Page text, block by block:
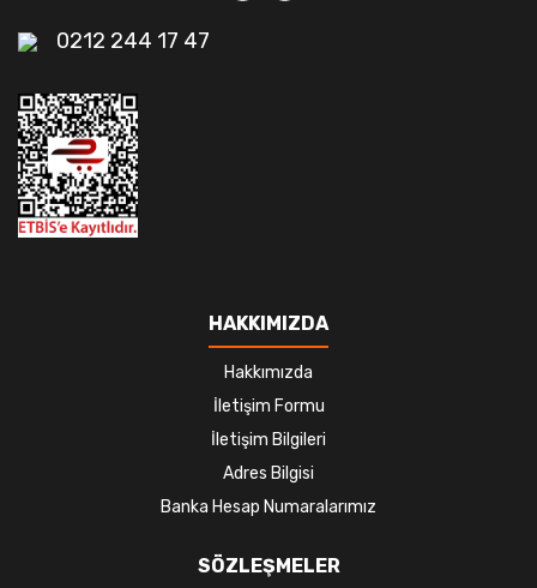
0212 244 17 47
HAKKIMIZDA
Hakkımızda
İletişim Formu
İletişim Bilgileri
Adres Bilgisi
Banka Hesap Numaralarımız
SÖZLEŞMELER